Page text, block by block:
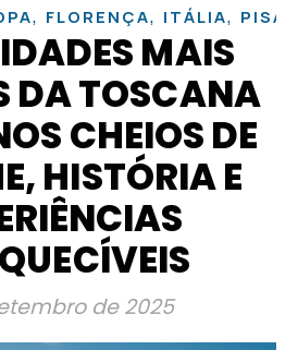
, FLORENÇA, ITÁLIA, PISA
MAIS
DA TOSCANA
CHEIOS DE
HISTÓRIA E
de 2025